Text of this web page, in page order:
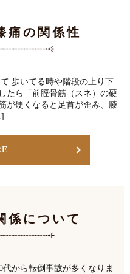
痛の関係性
歩いてる時や階段の上り下
たら「前脛骨筋（スネ）の硬
が硬くなると足首が歪み、膝
係について
から転倒事故が多くなりま